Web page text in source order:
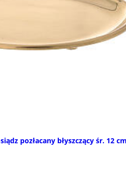
pozłacany błyszczący śr. 12